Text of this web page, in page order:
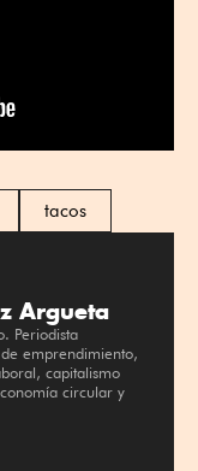
tacos
Argueta
Periodista
emprendimiento,
capitalismo
circular y